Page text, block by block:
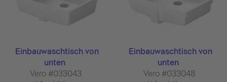
Einbauwaschtisch von
unten
Vero #033043
Einbauwaschtisch von
unten
Vero #033048